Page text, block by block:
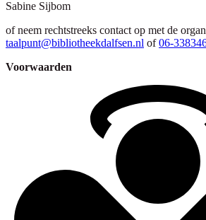
Sabine Sijbom
of neem rechtstreeks contact op met de
taalpunt@bibliotheekdalfsen.nl of 06-
Voorwaarden